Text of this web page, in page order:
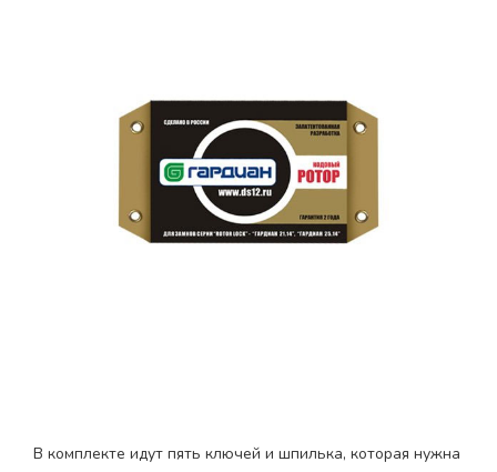
В комплекте идут пять ключей и шпилька, которая нужна